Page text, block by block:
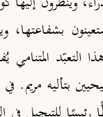
بشفاعتها،
التعبّد
بتأليه مريم.